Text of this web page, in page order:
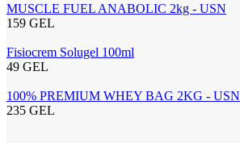
MUSCLE FUEL ANABOLIC 2kg - USN
159 GEL
Fisiocrem Solugel 100ml
49 GEL
100% PREMIUM WHEY BAG 2KG - USN
235 GEL